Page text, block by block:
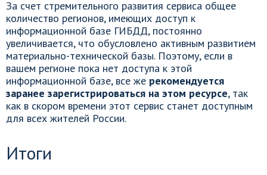
За счет стремительного развития сервиса общее
количество регионов, имеющих доступ к
информационной базе ГИБДД, постоянно
увеличивается, что обусловлено активным развитием
материально-технической базы. Поэтому, если в
вашем регионе пока нет доступа к этой
информационной базе, все же рекомендуется
заранее зарегистрироваться на этом ресурсе, так
как в скором времени этот сервис станет доступным
для всех жителей России.
Итоги